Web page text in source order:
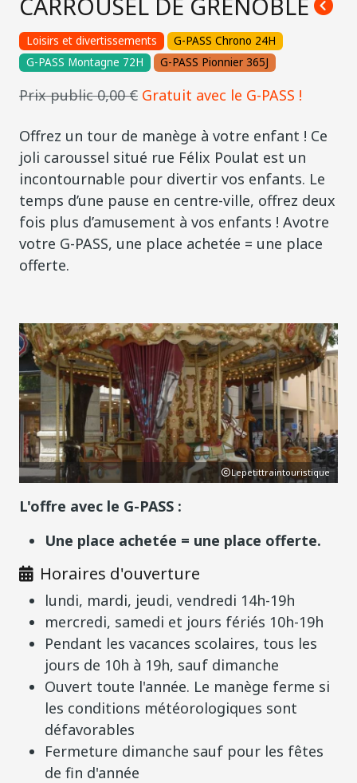
Loisirs et divertissements
G-PASS Chrono 24H
G-PASS Montagne 72H
G-PASS Pionnier 365J
Prix public 0,00 € Gratuit avec le G-PASS !
Offrez un tour de manège à votre enfant ! Ce
joli caroussel situé rue Félix Poulat est un
incontournable pour divertir vos enfants. Le
temps d’une pause en centre-ville, offrez deux
fois plus d’amusement à vos enfants ! Avotre
votre G-PASS, une place achetée = une place
offerte.
Lepetittraintouristique
L'offre avec le G-PASS :
Une place achetée = une place offerte.
Horaires d'ouverture
lundi, mardi, jeudi, vendredi 14h-19h
mercredi, samedi et jours fériés 10h-19h
Pendant les vacances scolaires, tous les
jours de 10h à 19h, sauf dimanche
Ouvert toute l'année. Le manège ferme si
les conditions météorologiques sont
défavorables
Fermeture dimanche sauf pour les fêtes
de fin d'année